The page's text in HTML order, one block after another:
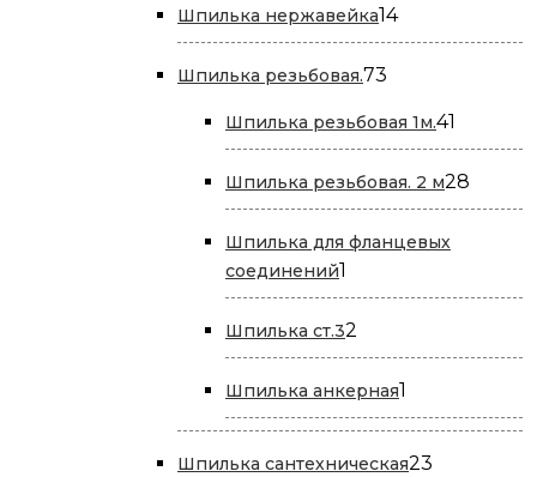
Шпилька нержавейка1414
товаров
Шпилька резьбовая.73
Шпилька резьбовая 1м.41
товар
Шпилька резьбовая. 2 м28
Шпилька для фланцевых
соединений1
товар
Шпилька ст.32
товара
Шпилька анкерная1
товар
Шпилька сантехническая23